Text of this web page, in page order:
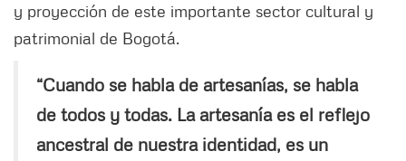
y proyección de este importante sector cultural y
patrimonial de Bogotá.
“Cuando se habla de artesanías, se habla
de todos y todas. La artesanía es el reflejo
ancestral de nuestra identidad, es un